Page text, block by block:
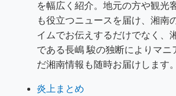
を幅広く紹介。地元の方や観光
も役立つニュースを届け、湘南
イムでお伝えするだけでなく、
である長嶋 駿の独断によりマニ
だ湘南情報も随時お届けします。
炎上まとめ